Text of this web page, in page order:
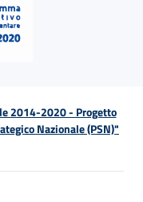
2014-2020 - Progetto
Nazionale (PSN)"